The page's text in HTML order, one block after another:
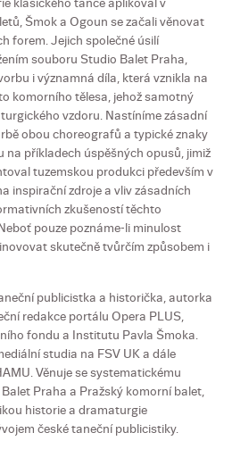
klasického tance aplikoval v
Šmok a Ogoun se začali věnovat
forem. Jejich společné úsilí
souboru Studio Balet Praha,
i významná díla, která vznikla na
komorního tělesa, jehož samotný
vzdoru. Nastíníme zásadní
obou choreografů a typické znaky
na příkladech úspěšných opusů, jimiž
tuzemskou produkci především v
inspirační zdroje a vliv zásadních
zkušeností těchto
pouze poznáme-li minulost
skutečně tvůrčím způsobem i
publicistka a historička, autorka
redakce portálu Opera PLUS,
fondu a Institutu Pavla Šmoka.
studia na FSV UK a dále
Věnuje se systematickému
Praha a Pražský komorní balet,
historie a dramaturgie
české taneční publicistiky.